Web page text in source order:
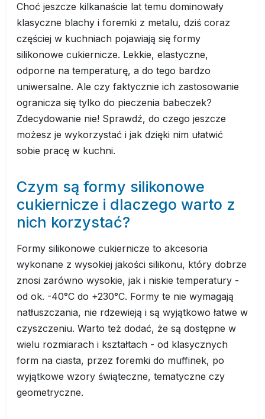
Choć jeszcze kilkanaście lat temu dominowały
klasyczne blachy i foremki z metalu, dziś coraz
częściej w kuchniach pojawiają się formy
silikonowe cukiernicze. Lekkie, elastyczne,
odporne na temperaturę, a do tego bardzo
uniwersalne. Ale czy faktycznie ich zastosowanie
ogranicza się tylko do pieczenia babeczek?
Zdecydowanie nie! Sprawdź, do czego jeszcze
możesz je wykorzystać i jak dzięki nim ułatwić
sobie pracę w kuchni.
Czym są formy silikonowe
cukiernicze i dlaczego warto z
nich korzystać?
Formy silikonowe cukiernicze to akcesoria
wykonane z wysokiej jakości silikonu, który dobrze
znosi zarówno wysokie, jak i niskie temperatury -
od ok. -40°C do +230°C. Formy te nie wymagają
natłuszczania, nie rdzewieją i są wyjątkowo łatwe w
czyszczeniu. Warto też dodać, że są dostępne w
wielu rozmiarach i kształtach - od klasycznych
form na ciasta, przez foremki do muffinek, po
wyjątkowe wzory świąteczne, tematyczne czy
geometryczne.